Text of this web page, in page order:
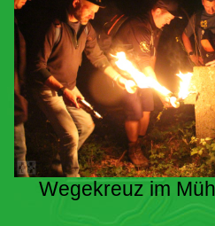
Wegekreuz im